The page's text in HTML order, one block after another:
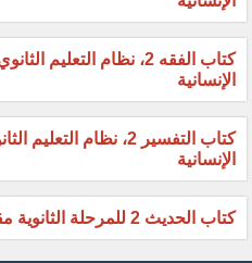
كتاب الفقه 2، نظام
الإنسانية
كتاب التفسير 2، نظام
الإنسانية
كتاب الحديث 2 للمرحلة الثانوية مقررات مسار العلوم الإنسانية